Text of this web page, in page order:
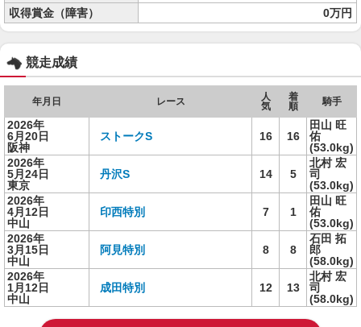
収得賞金（障害）
0万円
競走成績
年月日 レース
人
気
着
順
騎手
2026年
6月20日
阪神
ストークS 16 16
田山 旺
佑
(53.0kg)
2026年
5月24日
東京
丹沢S 14 5
北村 宏
司
(53.0kg)
2026年
4月12日
中山
印西特別 7 1
田山 旺
佑
(53.0kg)
2026年
3月15日
中山
阿見特別 8 8
石田 拓
郎
(58.0kg)
2026年
1月12日
中山
成田特別 12 13
北村 宏
司
(58.0kg)